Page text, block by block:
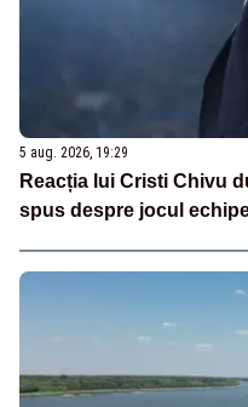
5 aug. 2026, 19:29
Reacția lui Cristi Chivu
spus despre jocul